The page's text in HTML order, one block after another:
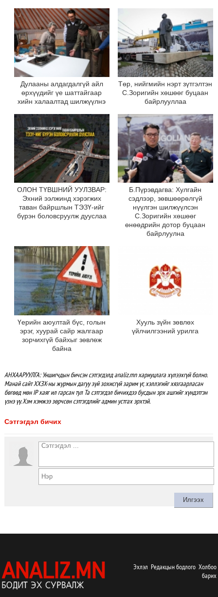
Дулааны алдагдалгүй айл
өрхүүдийг үе шаттайгаар
хийн халаалтад шилжүүлнэ
Төр, нийгмийн нэрт зүтгэлтэн
С.Зоригийн хөшөөг буцаан
байрлууллаа
ОЛОН ТҮВШНИЙ УУЛЗВАР:
Эхний ээлжинд хэрэгжих
таван байршлын ТЭЗҮ-ийг
бүрэн боловсруулж дууслаа
Б.Пүрэвдагва: Хулгайн
сэдлээр, зөвшөөрөлгүй
нүүлгэн шилжүүлсэн
С.Зоригийн хөшөөг
өнөөдрийн дотор буцаан
байрлуулна
Үерийн аюултай бүс, голын
эрэг, хуурай сайр жалгаар
зорчихгүй байхыг зөвлөж
байна
Хууль зүйн зөвлөх
үйлчилгээний урилга
АНХААРУУЛГА: Уншигчдын бичсэн сэтгэгдэлд analiz.mn хариуцлага хүлээхгүй болно.
Манай сайт ХХЗХ-ны журмын дагуу зүй зохисгүй зарим үг, хэллэгийг хязгаарласан
бөгөөд мөн IP хаяг ил гарсан тул Та сэтгэгдэл бичихдээ бусдын эрх ашгийг хүндэтгэн
үзнэ үү. Хэм хэмжээ зөрчсөн сэтгэгдлийг админ устгах эрхтэй.
Сэтгэгдэл бичих
Эхлэл Редакцын бодлого Холбоо
барих